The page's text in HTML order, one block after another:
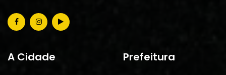
A Cidade Prefeitura